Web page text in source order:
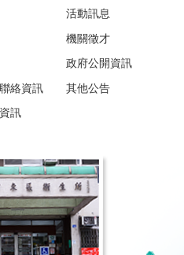
絡資訊
訊
活動訊息
機關徵才
政府公開資訊
其他公告